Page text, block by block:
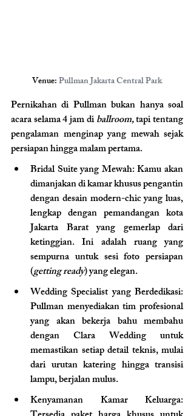
Venue: Pullman Jakarta Central Park
Pernikahan di Pullman bukan hanya soal
acara selama 4 jam di ballroom, tapi tentang
pengalaman menginap yang mewah sejak
persiapan hingga malam pertama.
Bridal Suite yang Mewah: Kamu akan
dimanjakan di kamar khusus pengantin
dengan desain modern-chic yang luas,
lengkap dengan pemandangan kota
Jakarta Barat yang gemerlap dari
ketinggian. Ini adalah ruang yang
sempurna untuk sesi foto persiapan
(getting ready) yang elegan.
Wedding Specialist yang Berdedikasi:
Pullman menyediakan tim profesional
yang akan bekerja bahu membahu
dengan Clara Wedding untuk
memastikan setiap detail teknis, mulai
dari urutan katering hingga transisi
lampu, berjalan mulus.
Kenyamanan Kamar Keluarga: